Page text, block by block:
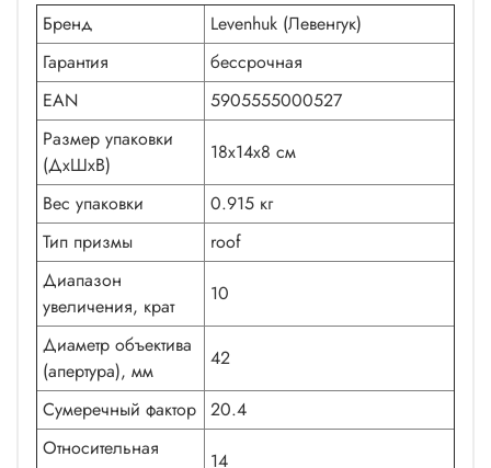
Бренд
Levenhuk (Левенгук)
Гарантия
бессрочная
EAN
5905555000527
Размер упаковки
(ДxШxВ)
18x14x8 см
Вес упаковки
0.915 кг
Тип призмы
roof
Диапазон
увеличения, крат
10
Диаметр объектива
(апертура), мм
42
Сумеречный фактор 20.4
Относительная
14